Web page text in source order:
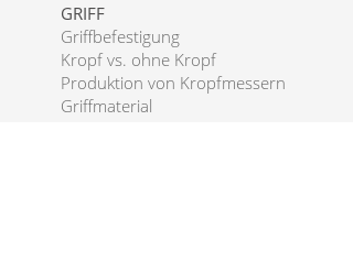
GRIFF
Griffbefestigung
Kropf vs. ohne Kropf
Produktion von Kropfmessern
Griffmaterial